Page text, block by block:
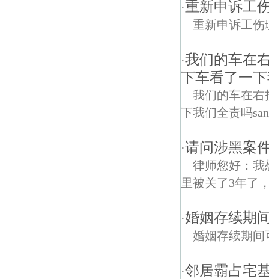
·重新申诉工
重新申诉工伤
·我们的车在
下车看了一
我们的车在右
下我们全责吗
·请问涉黑案
律师您好：我
里被关了3年了
·婚姻存续期
婚姻存续期间
·邻居霸占宅